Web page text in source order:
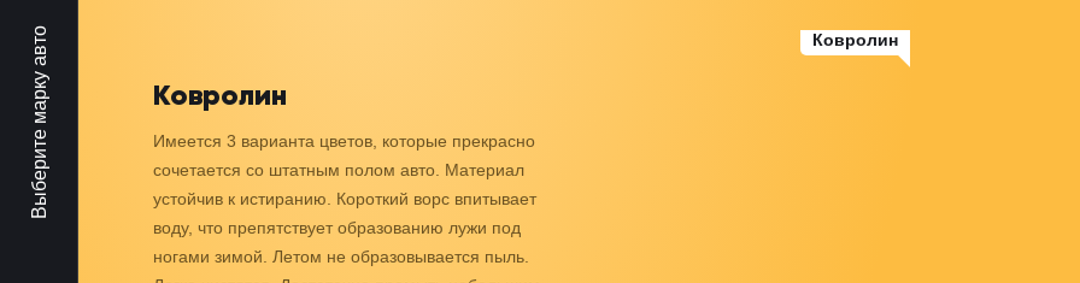
Выберите марку авто Ковролин
Имеется 3 варианта цветов, которые прекрасно
сочетается со штатным полом авто. Материал
устойчив к истиранию. Короткий ворс впитывает
воду, что препятствует образованию лужи под
ногами зимой. Летом не образовывается пыль.
Ковролин